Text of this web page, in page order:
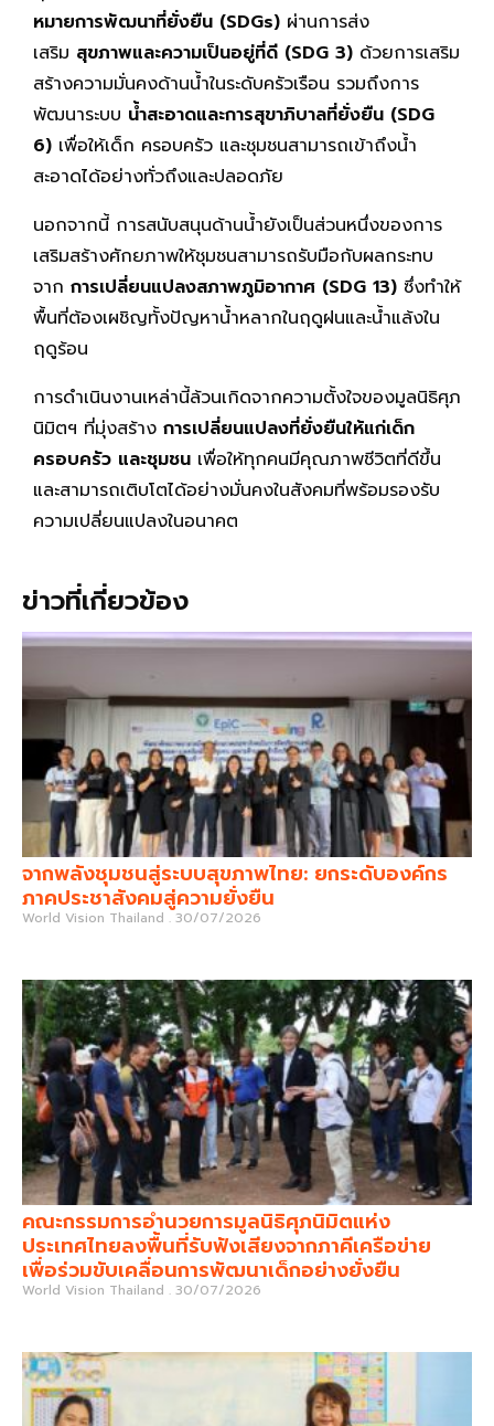
หมายการพัฒนาที่ยั่งยืน (SDGs) ผ่านการส่ง
เสริม สุขภาพและความเป็นอยู่ที่ดี (SDG 3) ด้วยการเสริม
สร้างความมั่นคงด้านน้ำในระดับครัวเรือน รวมถึงการ
พัฒนาระบบ น้ำสะอาดและการสุขาภิบาลที่ยั่งยืน (SDG
6) เพื่อให้เด็ก ครอบครัว และชุมชนสามารถเข้าถึงน้ำ
สะอาดได้อย่างทั่วถึงและปลอดภัย
นอกจากนี้ การสนับสนุนด้านน้ำยังเป็นส่วนหนึ่งของการ
เสริมสร้างศักยภาพให้ชุมชนสามารถรับมือกับผลกระทบ
จาก การเปลี่ยนแปลงสภาพภูมิอากาศ (SDG 13) ซึ่งทำให้
พื้นที่ต้องเผชิญทั้งปัญหาน้ำหลากในฤดูฝนและน้ำแล้งใน
ฤดูร้อน
การดำเนินงานเหล่านี้ล้วนเกิดจากความตั้งใจของมูลนิธิศุภ
นิมิตฯ ที่มุ่งสร้าง การเปลี่ยนแปลงที่ยั่งยืนให้แก่เด็ก
ครอบครัว และชุมชน เพื่อให้ทุกคนมีคุณภาพชีวิตที่ดีขึ้น
และสามารถเติบโตได้อย่างมั่นคงในสังคมที่พร้อมรองรับ
ความเปลี่ยนแปลงในอนาคต
ข่าวที่เกี่ยวข้อง
จากพลังชุมชนสู่ระบบสุขภาพไทย: ยกระดับองค์กร
ภาคประชาสังคมสู่ความยั่งยืน
World Vision Thailand 30/07/2026
คณะกรรมการอำนวยการมูลนิธิศุภนิมิตแห่ง
ประเทศไทยลงพื้นที่รับฟังเสียงจากภาคีเครือข่าย
เพื่อร่วมขับเคลื่อนการพัฒนาเด็กอย่างยั่งยืน
World Vision Thailand 30/07/2026